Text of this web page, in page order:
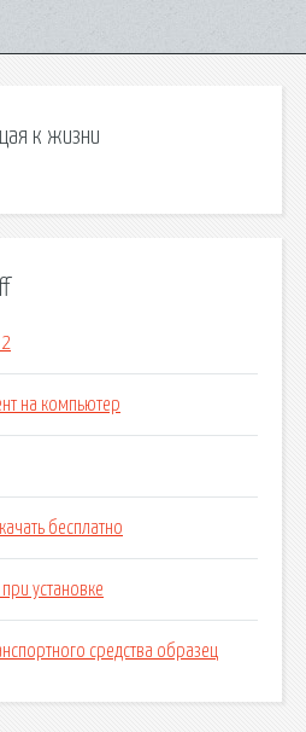
к жизни
на компьютер
бесплатно
установке
средства образец